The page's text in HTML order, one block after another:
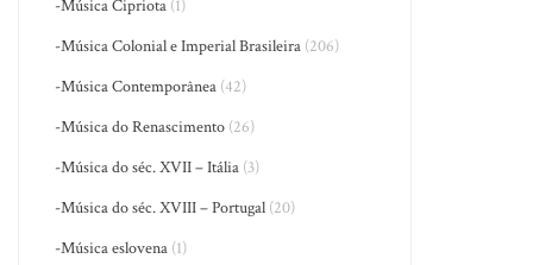
-Música Cipriota (1)
-Música Colonial e Imperial Brasileira (206)
-Música Contemporânea (42)
-Música do Renascimento (26)
-Música do séc. XVII – Itália (3)
-Música do séc. XVIII – Portugal (20)
-Música eslovena (1)